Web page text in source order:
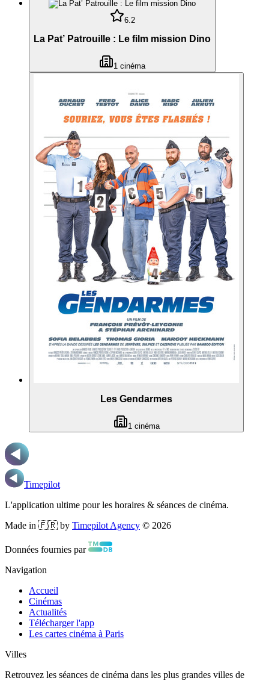
6.2
La Pat’ Patrouille : Le film mission Dino
1 cinéma
Les Gendarmes
1 cinéma
Timepilot
L'application ultime pour les horaires & séances de cinéma.
Made in 🇫🇷 by Timepilot Agency © 2026
Données fournies par
Navigation
Accueil
Cinémas
Actualités
Télécharger l'app
Les cartes cinéma à Paris
Villes
Retrouvez les séances de cinéma dans les plus grandes villes de